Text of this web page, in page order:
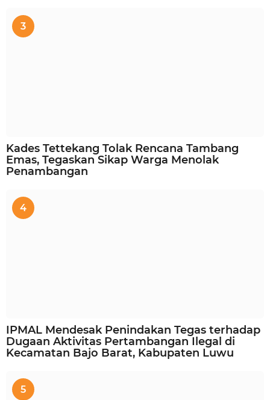
3
Kades Tettekang Tolak Rencana Tambang
Emas, Tegaskan Sikap Warga Menolak
Penambangan
4
IPMAL Mendesak Penindakan Tegas terhadap
Dugaan Aktivitas Pertambangan Ilegal di
Kecamatan Bajo Barat, Kabupaten Luwu
5